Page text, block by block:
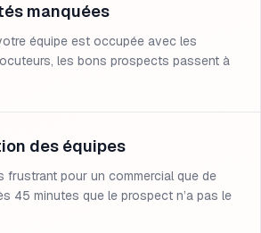
manquées
équipe est occupée avec les
les bons prospects passent à
des équipes
frustrant pour un commercial que de
45 minutes que le prospect n’a pas le